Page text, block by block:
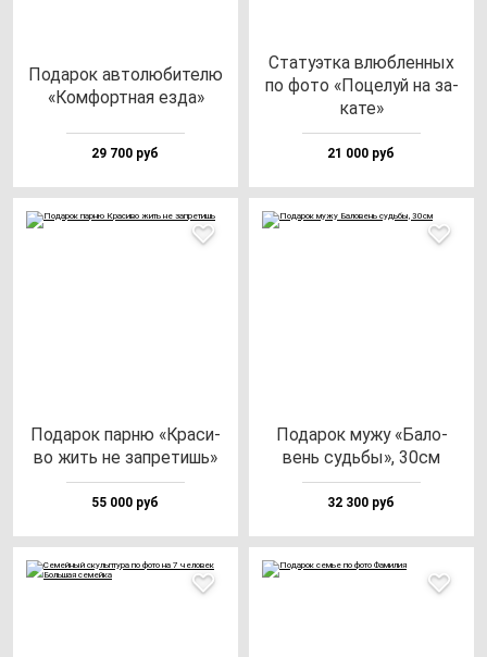
Пода­рок ав­то­лю­би­те­лю
«Ком­фор­тная ез­да»
29 700 руб
Ста­ту­эт­ка влюб­лен­ных
по фо­то «Поце­луй на за­
ка­те»
21 000 руб
Пода­рок пар­ню «Кра­си­
во жить не зап­ре­тишь»
55 000 руб
Пода­рок му­жу «Бало­
вень судь­бы», 30см
32 300 руб